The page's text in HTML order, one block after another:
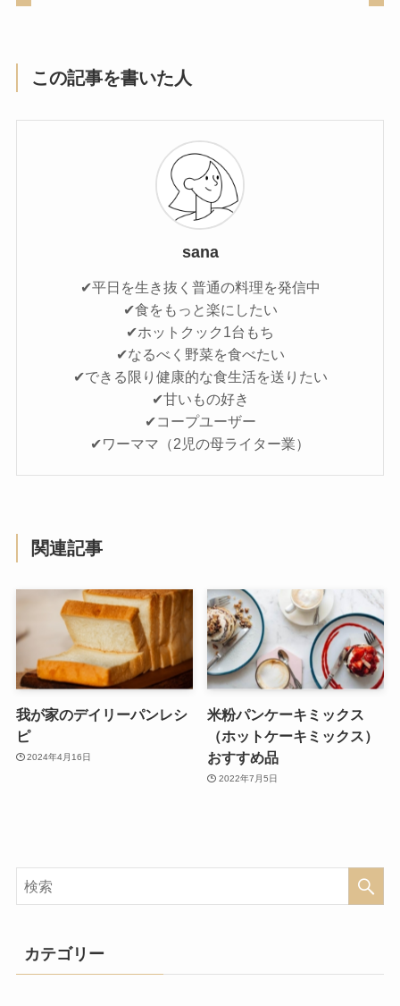
この記事を書いた人
sana
✔平日を生き抜く普通の料理を発信中
✔食をもっと楽にしたい
✔ホットクック1台もち
✔なるべく野菜を食べたい
✔できる限り健康的な食生活を送りたい
✔甘いもの好き
✔コープユーザー
✔ワーママ（2児の母ライター業）
関連記事
我が家のデイリーパンレシ
ピ
2024年4月16日
米粉パンケーキミックス
（ホットケーキミックス）
おすすめ品
2022年7月5日
カテゴリー